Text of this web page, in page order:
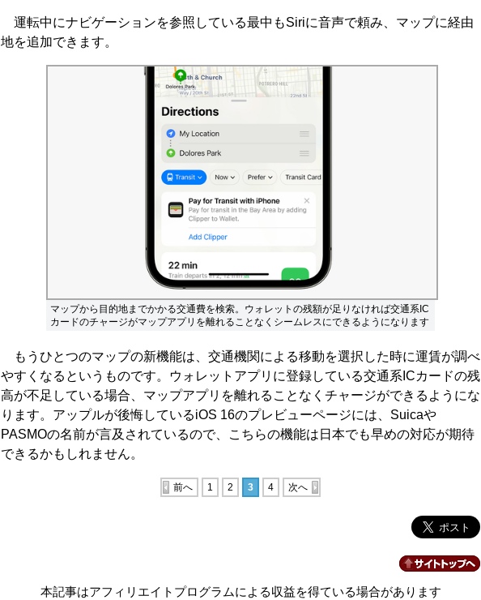
運転中にナビゲーションを参照している最中もSiriに音声で頼み、マップに経由
地を追加できます。
マップから目的地までかかる交通費を検索。ウォレットの残額が足りなければ交通系IC
カードのチャージがマップアプリを離れることなくシームレスにできるようになります
もうひとつのマップの新機能は、交通機関による移動を選択した時に運賃が調べ
やすくなるというものです。ウォレットアプリに登録している交通系ICカードの残
高が不足している場合、マップアプリを離れることなくチャージができるようにな
ります。アップルが後悔しているiOS 16のプレビューページには、Suicaや
PASMOの名前が言及されているので、こちらの機能は日本でも早めの対応が期待
できるかもしれません。
前へ 1 2 3 4 次へ
本記事はアフィリエイトプログラムによる収益を得ている場合があります